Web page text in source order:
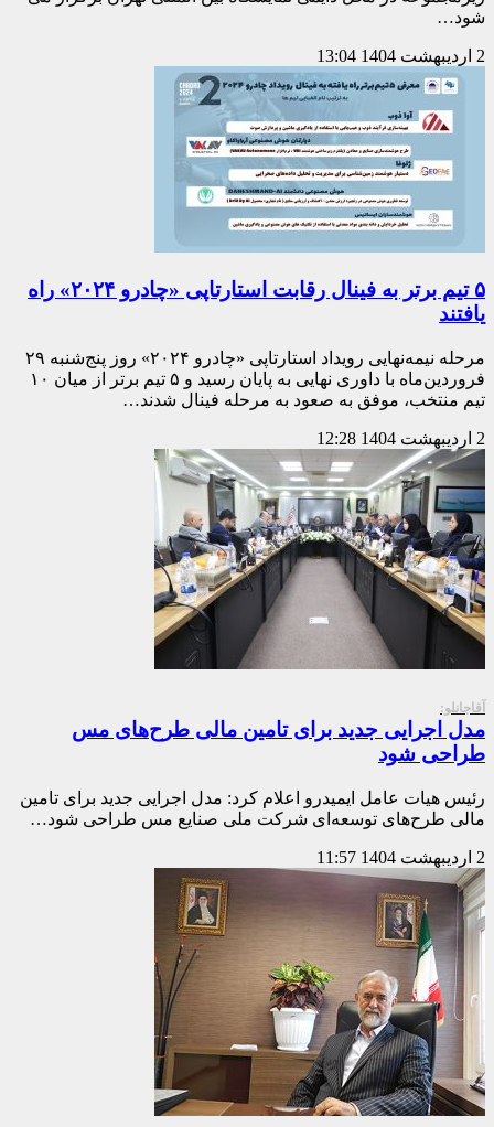
شود…
2 اردیبهشت 1404 13:04
۵ تیم برتر به فینال رقابت استارتاپی «چادرو ۲۰۲۴» راه
یافتند
مرحله نیمه‌نهایی رویداد استارتاپی «چادرو ۲۰۲۴» روز پنج‌شنبه ۲۹
فروردین‌ماه با داوری نهایی به پایان رسید و ۵ تیم برتر از میان ۱۰
تیم منتخب، موفق به صعود به مرحله فینال شدند…
2 اردیبهشت 1404 12:28
آقاجانلو:
مدل اجرایی جدید برای تامین مالی طرح‌های مس
طراحی شود
رئیس هیات عامل ایمیدرو اعلام کرد: مدل اجرایی جدید برای تامین
مالی طرح‌های توسعه‌ای شرکت ملی صنایع مس طراحی شود…
2 اردیبهشت 1404 11:57